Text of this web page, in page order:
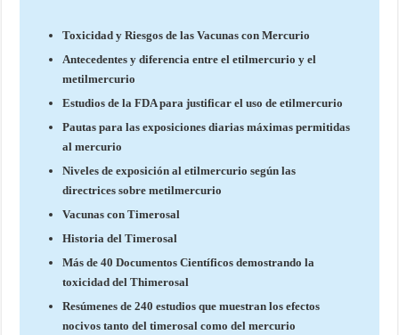
Toxicidad y Riesgos de las Vacunas con Mercurio
Antecedentes y diferencia entre el etilmercurio y el
metilmercurio
Estudios de la FDA para justificar el uso de etilmercurio
Pautas para las exposiciones diarias máximas permitidas
al mercurio
Niveles de exposición al etilmercurio según las
directrices sobre metilmercurio
Vacunas con Timerosal
Historia del Timerosal
Más de 40 Documentos Científicos demostrando la
toxicidad del Thimerosal
Resúmenes de 240 estudios que muestran los efectos
nocivos tanto del timerosal como del mercurio